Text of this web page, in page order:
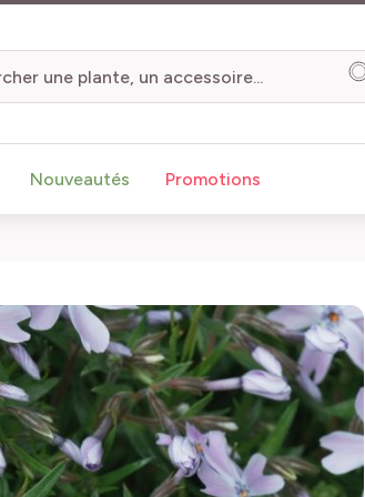
Nouveautés Promotions